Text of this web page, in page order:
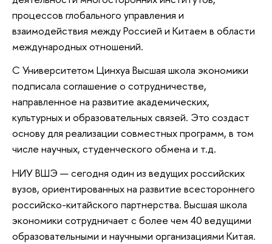
процессов глобального управления и
взаимодействия между Россией и Китаем в области
международных отношений.
С Университетом Цинхуа Высшая школа экономики
подписала соглашение о сотрудничестве,
направленное на развитие академических,
культурных и образовательных связей. Это создаст
основу для реализации совместных программ, в том
числе научных, студенческого обмена и т.д.
НИУ ВШЭ — сегодня один из ведущих российских
вузов, ориентированных на развитие всестороннего
российско-китайского партнерства. Высшая школа
экономики сотрудничает с более чем 40 ведущими
образовательными и научными организациями Китая.